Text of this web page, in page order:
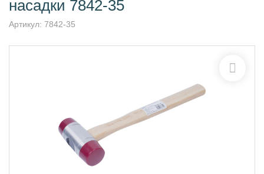
насадки 7842-35
Артикул: 7842-35